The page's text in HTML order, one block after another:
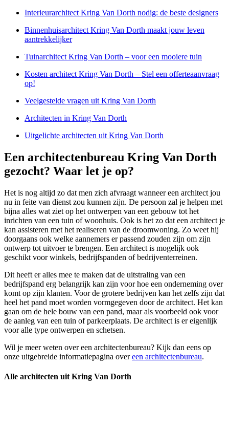
Interieurarchitect Kring Van Dorth nodig: de beste designers
Binnenhuisarchitect Kring Van Dorth maakt jouw leven
aantrekkelijker
Tuinarchitect Kring Van Dorth – voor een mooiere tuin
Kosten architect Kring Van Dorth – Stel een offerteaanvraag
op!
Veelgestelde vragen uit Kring Van Dorth
Architecten in Kring Van Dorth
Uitgelichte architecten uit Kring Van Dorth
Een architectenbureau Kring Van Dorth
gezocht? Waar let je op?
Het is nog altijd zo dat men zich afvraagt wanneer een architect jou
nu in feite van dienst zou kunnen zijn. De persoon zal je helpen met
bijna alles wat ziet op het ontwerpen van een gebouw tot het
inrichten van een tuin of woonhuis. Ook is het zo dat een architect je
kan assisteren met het realiseren van de droomwoning. Zo weet hij
doorgaans ook welke aannemers er passend zouden zijn om zijn
ontwerp tot uitvoer te brengen. Een architect is mogelijk ook
geschikt voor winkels, bedrijfspanden of bedrijventerreinen.
Dit heeft er alles mee te maken dat de uitstraling van een
bedrijfspand erg belangrijk kan zijn voor hoe een onderneming over
komt op zijn klanten. Voor de grotere bedrijven kan het zelfs zijn dat
heel het pand moet worden vormgegeven door de architect. Het kan
gaan om de hele bouw van een pand, maar als voorbeeld ook voor
de aanleg van een tuin of parkeerplaats. De architect is er eigenlijk
voor alle type ontwerpen en schetsen.
Wil je meer weten over een architectenbureau? Kijk dan eens op
onze uitgebreide informatiepagina overeen architectenbureau.
Alle architecten uit Kring Van Dorth